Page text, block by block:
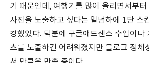
기 때문인데, 여행기를 많이 올리면서부
사진을 노출하고 싶다는 일념하에 1단 스
경했었다. 덕분에 구글애드센스 수입이나
츠를 노출하긴 어려워졌지만 블로그 정체